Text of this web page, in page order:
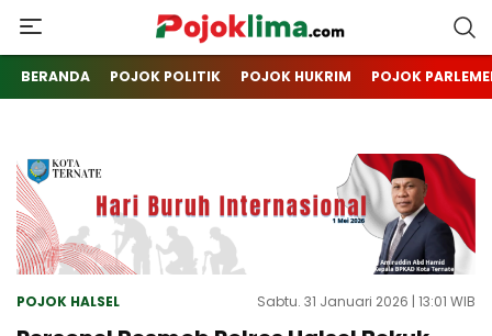
pojoklima.com
Mojokin
BERANDA POJOK POLITIK POJOK HUKRIM POJOK
POJOK HALSEL Sabtu. 31 Januari 2026 | 13:01 WIB